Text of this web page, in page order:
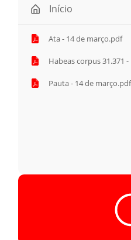
Início
Ata - 14 de março.pdf
Habeas corpus 31.371
Pauta - 14 de março.pdf